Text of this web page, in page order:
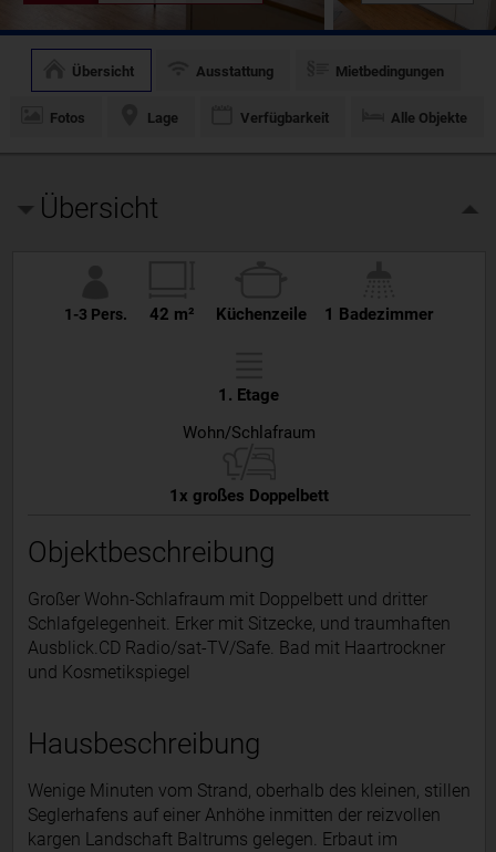
Übersicht Ausstattung Mietbedingungen
Fotos Lage Verfügbarkeit Alle Objekte
Übersicht
1-3 Pers. 42 m² Küchenzeile 1 Badezimmer
1. Etage
Wohn/Schlafraum
1x großes Doppelbett
Objektbeschreibung
Großer Wohn-Schlafraum mit Doppelbett und dritter
Schlafgelegenheit. Erker mit Sitzecke, und traumhaften
Ausblick.CD Radio/sat-TV/Safe. Bad mit Haartrockner
und Kosmetikspiegel
Hausbeschreibung
Wenige Minuten vom Strand, oberhalb des kleinen, stillen
Seglerhafens auf einer Anhöhe inmitten der reizvollen
kargen Landschaft Baltrums gelegen. Erbaut im